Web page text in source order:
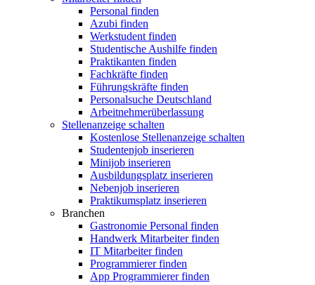
Personal finden
Azubi finden
Werkstudent finden
Studentische Aushilfe finden
Praktikanten finden
Fachkräfte finden
Führungskräfte finden
Personalsuche Deutschland
Arbeitnehmerüberlassung
Stellenanzeige schalten
Kostenlose Stellenanzeige schalten
Studentenjob inserieren
Minijob inserieren
Ausbildungsplatz inserieren
Nebenjob inserieren
Praktikumsplatz inserieren
Branchen
Gastronomie Personal finden
Handwerk Mitarbeiter finden
IT Mitarbeiter finden
Programmierer finden
App Programmierer finden